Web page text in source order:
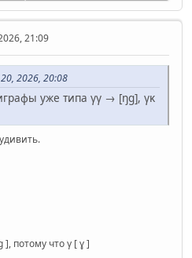
21:09
2026, 20:08
уже типа γγ → [ŋg], γκ
потому что γ [ ɣ ]